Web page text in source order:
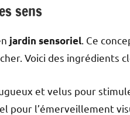
sens
jardin sensoriel . Ce
Voici des ingrédients
et velus pour
pour l’émerveillement